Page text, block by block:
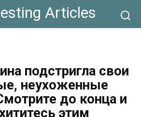
Articles
подстригла свои
неухоженные
до конца и
этим